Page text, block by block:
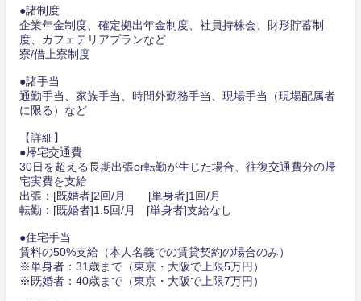
●諸制度
企業年金制度、確定拠出年金制度、社員持株会、財形貯蓄制
度、カフェテリアプランなど
寮/借上寮制度
●諸手当
通勤手当、家族手当、時間外勤務手当、現場手当（現場配属者
に限る）など
【詳細】
●帰宅交通費
30日を超える長期出張or転勤が生じた場合、往復交通費分の帰
宅実費を支給
出張：[既婚者]2回/月 [単身者]1回/月
転勤：[既婚者]1.5回/月 [単身者]支給なし
●住宅手当
賃料の50%支給（本人名義での賃貸契約の場合のみ）
※単身者：31歳まで（東京・大阪で上限5万円）
※既婚者：40歳まで（東京・大阪で上限7万円）